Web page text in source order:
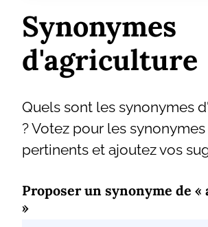
Synonymes
d'agriculture
Quels sont les synonymes
? Votez pour les
pertinents et ajoutez vos
Proposer un synonyme de
»